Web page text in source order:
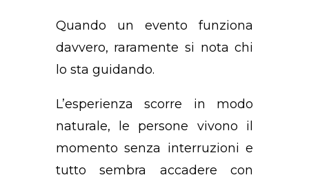
Quando un evento funziona
davvero, raramente si nota chi
lo sta guidando.
L’esperienza scorre in modo
naturale, le persone vivono il
momento senza interruzioni e
tutto sembra accadere con